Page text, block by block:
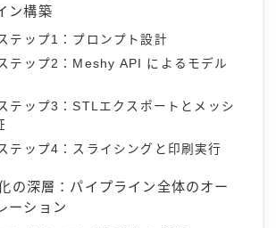
ン構築
テップ1：プロンプト設計
テップ2：Meshy API によるモデル
テップ3：STLエクスポートとメッシ
テップ4：スライシングと印刷実行
の深層：パイプライン全体のオー
ーション